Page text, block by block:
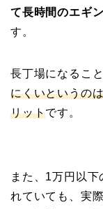
て長時間のエギ
す。
長丁場になるこ
にくいというの
リットです。
また、1万円以
れていても、実